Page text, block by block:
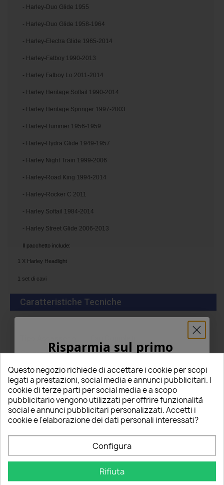
- Harley-Duo Glide 1955
- Harley-Duo Glide 1958-1964
- Harley-Electra Glide 1965-2014
- Harley-Fatboy 1990-2013
- Harley Fatboy Lo 2011-2014
- Harley Heritage Softail 1990-2014
- Harley Heritage Springer 1997-2003
- Harley-Hummer 1956-1959
- Harley-Hydra Glide 1949-1957
- Harley Night Train 1999-2006
- Harley-Road King 1994-2014
- Harley-Rocker C 2011
- Harley Softail 1984-2014
- Harley Street Glide 2006-2013
Il pacchetto include:
1 X Harley Headlight
1 set di cavi
Caratteristiche Tecniche
Colore Luce
Bianco Freddo
Colore Kelvin
6000k
Dimensioni
5,7 Pollici
Tecnologia
Led
Tensione
12v DC
Moto
Plug & Play, Nessuna Modifica.
Connessione Diretta
Faro Anteriore
Questo negozio richiede di accettare i cookie per scopi
legati a prestazioni, social media e annunci pubblicitari. I
cookie di terze parti per social media e a scopo
pubblicitario vengono utilizzati per offrire funzionalità
social e annunci pubblicitari personalizzati. Accetti i
cookie e l'elaborazione dei dati personali interessati?
Configura
Rifiuta
Risparmia sul primo
5% PER TE!
Inserisci la tua email qui sotto per ricevere il
5% DI SCONTOsul tuo primo ordine!
Nome